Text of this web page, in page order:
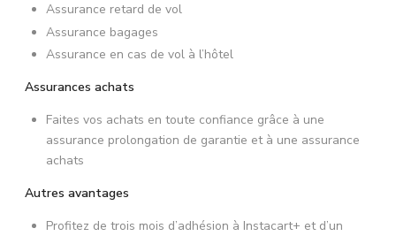
Assurance retard de vol
Assurance bagages
Assurance en cas de vol à l’hôtel
Assurances achats
Faites vos achats en toute confiance grâce à une
assurance prolongation de garantie et à une assurance
achats
Autres avantages
Profitez de trois mois d’adhésion à Instacart+ et d’un